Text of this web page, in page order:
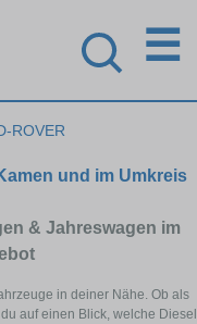
☰
ROVER
und im Umkreis
& Jahreswagen im
in deiner Nähe. Ob als
auf einen Blick, welche Diesel